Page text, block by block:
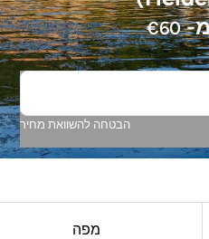
€60
הבטחה להשוואת מחיר
מפה